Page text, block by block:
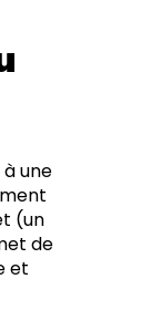
une
(un
de
et